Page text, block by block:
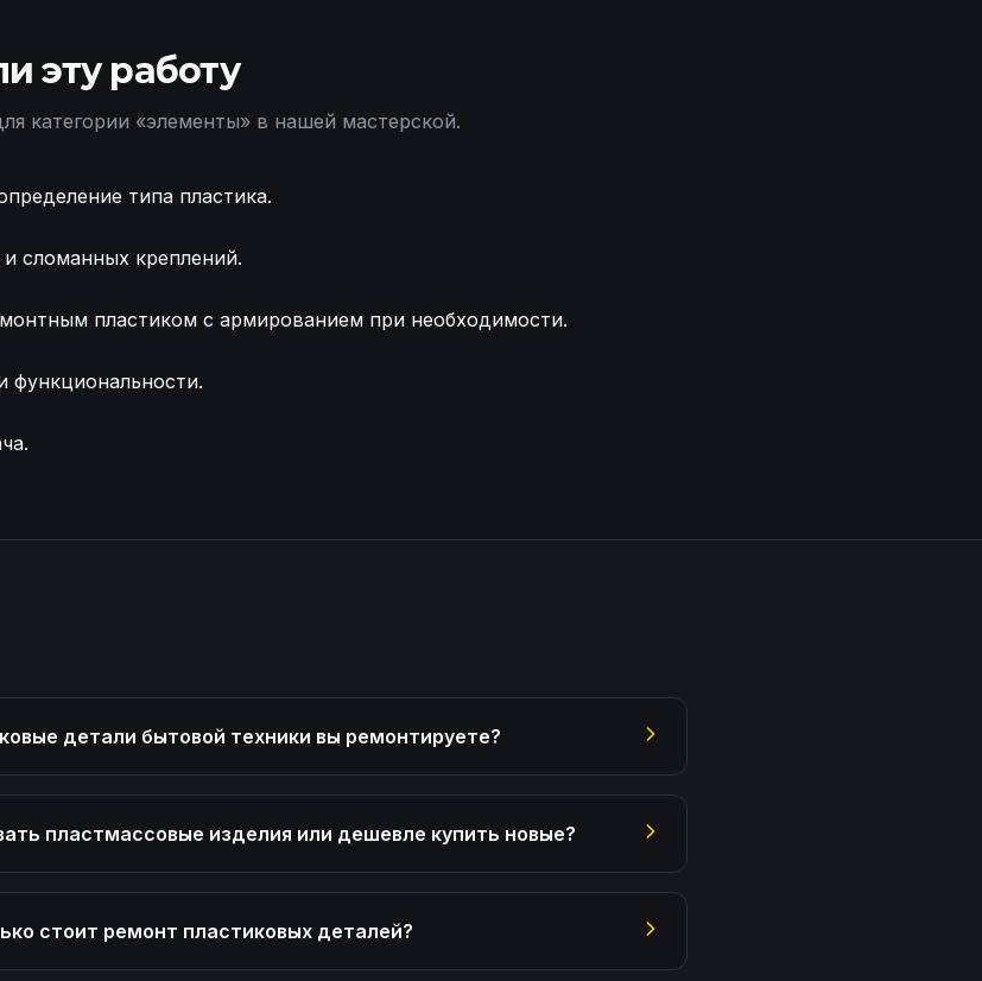
эту работу
категории «элементы» в нашей мастерской.
типа пластика.
сломанных креплений.
пластиком с армированием при необходимости.
функциональности.
детали бытовой техники вы ремонтируете?
пластмассовые изделия или дешевле купить новые?
стоит ремонт пластиковых деталей?